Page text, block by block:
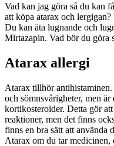
Vad kan jag göra så du kan
att köpa atarax och
Du kan äta lugnande och
Mirtazapin. Vad bör du göra
Atarax allergi
Atarax tillhör
och sömnsvårigheter, men
kortikosteroider. Detta gör
reaktioner, men det finns
finns en bra sätt att använda
Atarax om du tar medicinen,